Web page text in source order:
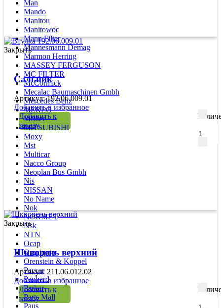
Man
Mando
Manitou
Manitowoc
Mann Filter
Mannesmann Demag
Marmon Herring
MASSEY FERGUSON
MC FILTER
McCormick
Mecalac Baumaschinen Gmbh
Mercedes Benz
MERLO
Mfilter
MITSUBISHI
Moxy
Mst
Multicar
Nacco Group
Neoplan Bus Gmbh
Nis
NISSAN
No Name
Nok
NORMET
Nsk
NTN
Ocap
Omniquip
Orenstein & Koppel
Paccar
Panhard
Parker
Parts Mall
Paus
Закрыть
Сальник
Артикул: 192.06.009.01
Добавить в избранное
Добавить к
заказу
Закрыть
Шкворень верхний
Артикул: 211.06.012.02
Добавить в избранное
Добавить к
заказу